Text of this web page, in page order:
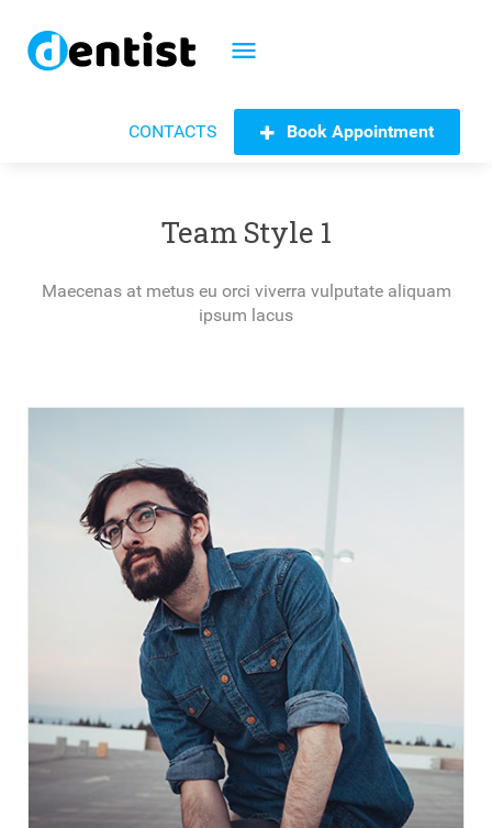
menu
CONTACTS Book Appointment
Team Style 1
Maecenas at metus eu orci viverra vulputate aliquam
ipsum lacus